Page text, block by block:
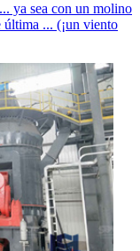
ya sea con un molino
... (¡un viento